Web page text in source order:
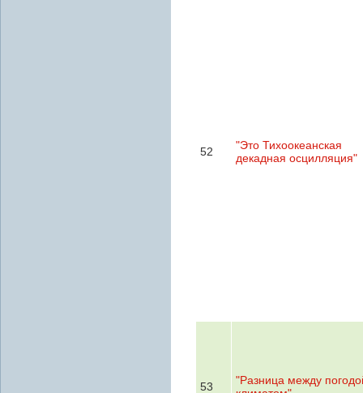
52
"Это Тихоокеанская
декадная осцилляция"
53
"Разница между